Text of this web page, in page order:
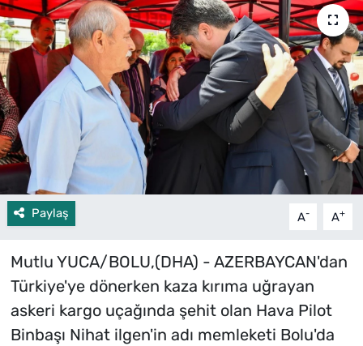
Paylaş A- A+
Mutlu YUCA/BOLU,(DHA) - AZERBAYCAN'dan
Türkiye'ye dönerken kaza kırıma uğrayan
askeri kargo uçağında şehit olan Hava Pilot
Binbaşı Nihat ilgen'in adı memleketi Bolu'da